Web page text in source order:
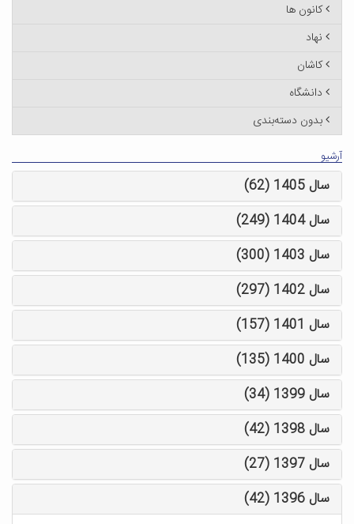
کانون ها
نهاد
کاشان
دانشگاه
بدون دسته‌بندی
آرشیو
سال 1405 (62)
سال 1404 (249)
سال 1403 (300)
سال 1402 (297)
سال 1401 (157)
سال 1400 (135)
سال 1399 (34)
سال 1398 (42)
سال 1397 (27)
سال 1396 (42)